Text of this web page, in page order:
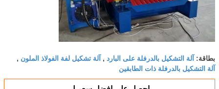
بطاقة: آلة التشكيل بالدرفلة على البارد , آلة تشكيل لفة الفولاذ الملون ,
آلة التشكيل بالدرفلة ذات الطابقين